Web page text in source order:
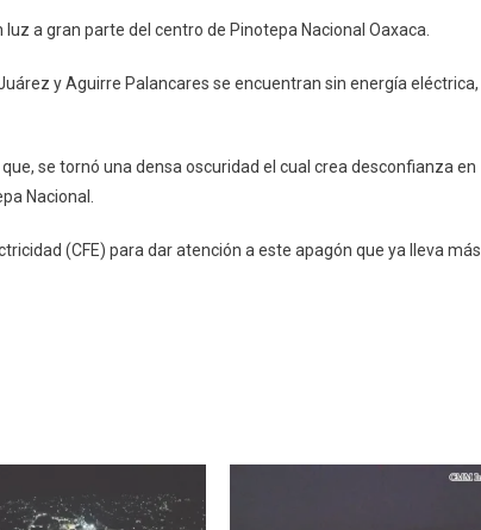
a gran parte del centro de Pinotepa Nacional Oaxaca.
y Aguirre Palancares se encuentran sin energía eléctrica,
se tornó una densa oscuridad el cual crea desconfianza en
Nacional.
(CFE) para dar atención a este apagón que ya lleva